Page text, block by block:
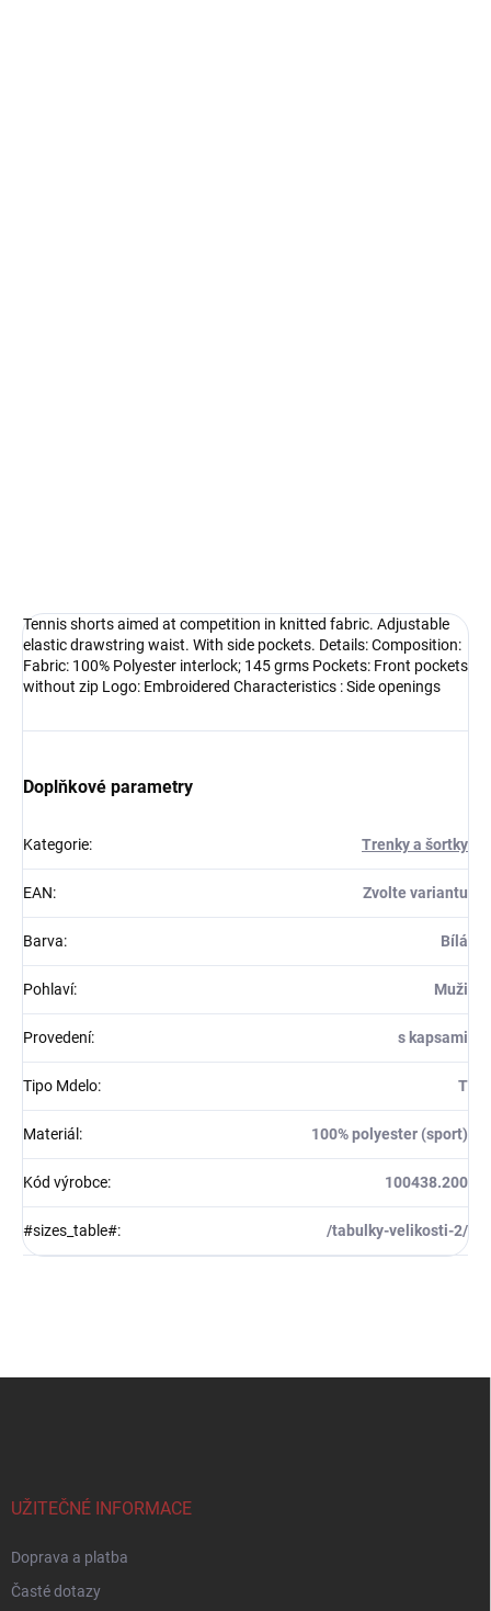
Tennis shorts aimed at competition in knitted fabric. Adjustable
elastic drawstring waist. With side pockets. Details: Composition:
Fabric: 100% Polyester interlock; 145 grms Pockets: Front pockets
without zip Logo: Embroidered Characteristics : Side openings
Doplňkové parametry
Kategorie: Trenky a šortky
EAN: Zvolte variantu
Barva: Bílá
Pohlaví: Muži
Provedení: s kapsami
Tipo Mdelo: T
Materiál : 100% polyester (sport)
Kód výrobce: 100438.200
#sizes_table#: /tabulky-velikosti-2/
UŽITEČNÉ INFORMACE
Doprava a platba
Časté dotazy